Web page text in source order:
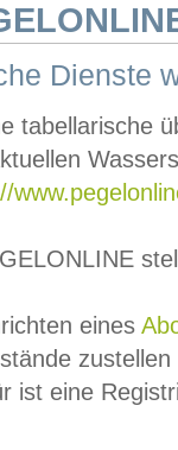
Dienste
tabellarische
eines
ist eine